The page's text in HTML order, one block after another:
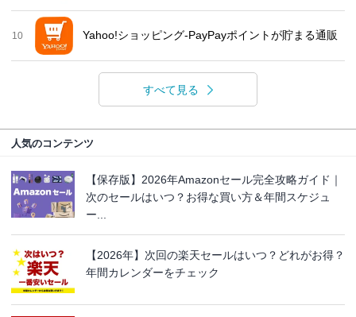
10 Yahoo!ショッピング-PayPayポイントが貯まる通販
すべて見る
人気のコンテンツ
【保存版】2026年Amazonセール完全攻略ガイド｜
次のセールはいつ？お得な買い方＆年間スケジュ
ー...
【2026年】次回の楽天セールはいつ？どれがお得？
年間カレンダーをチェック